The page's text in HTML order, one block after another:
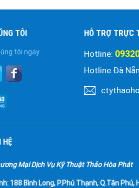
TÔI
tôi ngay
HỖ TRỢ TRỰC
Hotline:
Hotline Đà
HỆ
Mại Dịch Vụ Kỹ Thuật Thảo Hòa Phát
188 Bình Long, P.Phú Thạnh, Q.Tân Phú,